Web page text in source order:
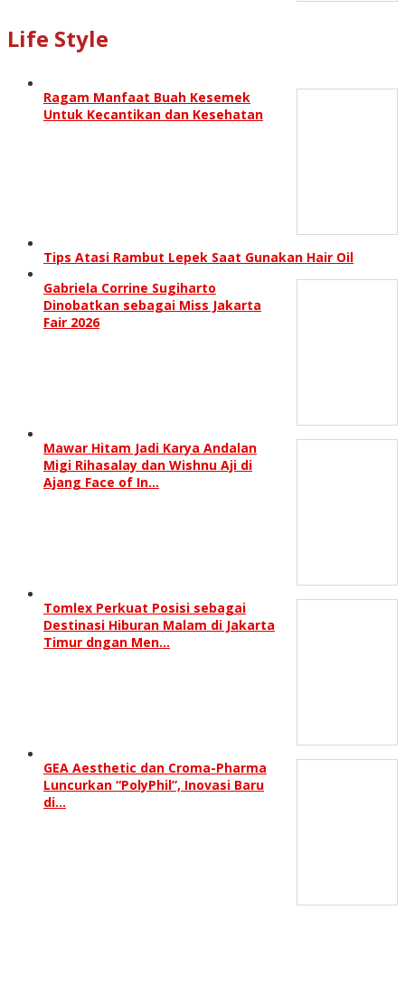
Life Style
Ragam Manfaat Buah Kesemek
Untuk Kecantikan dan Kesehatan
Tips Atasi Rambut Lepek Saat Gunakan Hair Oil
Gabriela Corrine Sugiharto
Dinobatkan sebagai Miss Jakarta
Fair 2026
Mawar Hitam Jadi Karya Andalan
Migi Rihasalay dan Wishnu Aji di
Ajang Face of In…
Tomlex Perkuat Posisi sebagai
Destinasi Hiburan Malam di Jakarta
Timur dngan Men…
GEA Aesthetic dan Croma-Pharma
Luncurkan “PolyPhil”, Inovasi Baru
di…